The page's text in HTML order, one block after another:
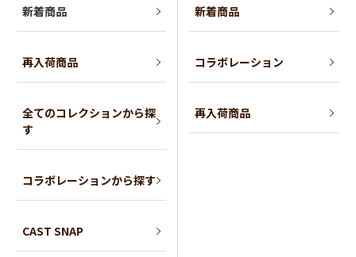
新着商品
再入荷商品
全てのコレクションから探
す
コラボレーションから探す
CAST SNAP
新着商品
コラボレーション
再入荷商品